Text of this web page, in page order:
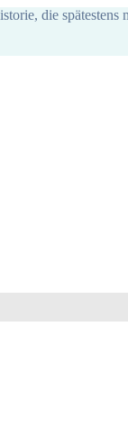
die spätestens